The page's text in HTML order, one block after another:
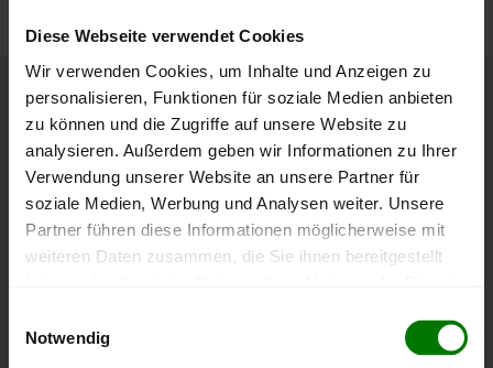
Diese Webseite verwendet Cookies
Wir verwenden Cookies, um Inhalte und Anzeigen zu
personalisieren, Funktionen für soziale Medien anbieten
zu können und die Zugriffe auf unsere Website zu
analysieren. Außerdem geben wir Informationen zu Ihrer
Verwendung unserer Website an unsere Partner für
soziale Medien, Werbung und Analysen weiter. Unsere
Partner führen diese Informationen möglicherweise mit
weiteren Daten zusammen, die Sie ihnen bereitgestellt
Notwendig
Höchst- und Tiefststände der
Pelletspreise in Kirchstetten
Die Tabelle zeigt dieHöchst- und Tiefststände der
Pelletspreise für lose Holzpellets. Das dazugehörige
Datum zeigt, wann der Höchst- oder Tiefststand im